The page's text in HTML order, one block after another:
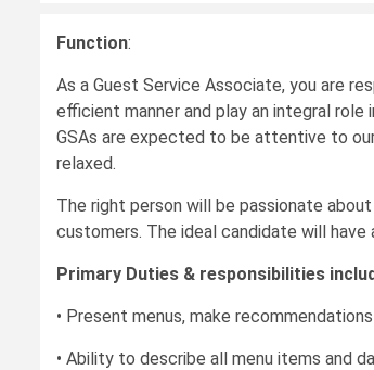
Function:
As a Guest Service Associate, you are
efficient manner and play an integral
GSAs are expected to be attentive to
relaxed.
The right person will be passionate
customers. The ideal candidate will
Primary Duties & responsibilities
• Present menus, make
• Ability to describe all menu items and